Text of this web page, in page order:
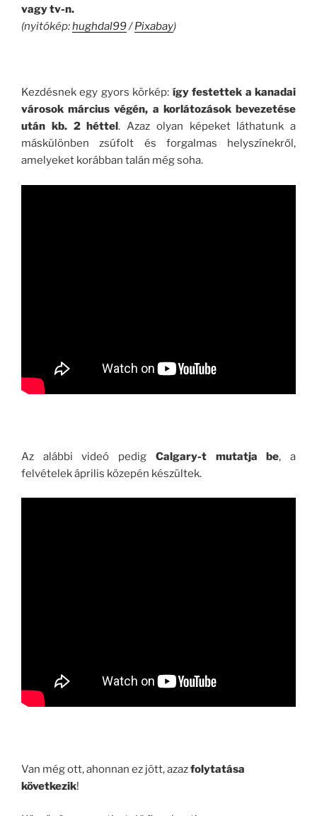
vagy tv-n.
(nyitókép:hughdal99/Pixabay)
Kezdésnek egy gyors körkép: így festettek a kanadai
városok március végén, a korlátozások bevezetése
után kb. 2 héttel. Azaz olyan képeket láthatunk a
máskülönben zsúfolt és forgalmas helyszínekről,
amelyeket korábban talán még soha.
Az alábbi videó pedig Calgary-t mutatja be, a
felvételek április közepén készültek.
Van még ott, ahonnan ez jött, azazfolytatása
következik!